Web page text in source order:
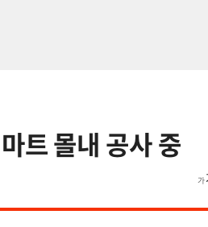
트 몰내 공사 중